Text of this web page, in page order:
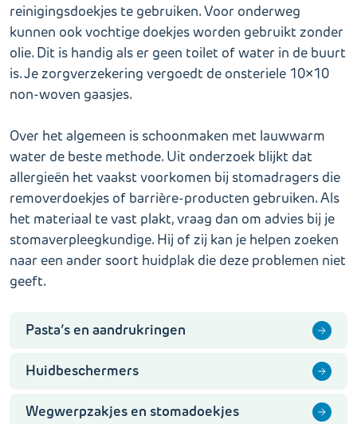
reinigingsdoekjes te gebruiken. Voor onderweg
kunnen ook vochtige doekjes worden gebruikt zonder
olie. Dit is handig als er geen toilet of water in de buurt
is. Je zorgverzekering vergoedt de onsteriele 10×10
non-woven gaasjes.
Over het algemeen is schoonmaken met lauwwarm
water de beste methode. Uit onderzoek blijkt dat
allergieën het vaakst voorkomen bij stomadragers die
removerdoekjes of barrière-producten gebruiken. Als
het materiaal te vast plakt, vraag dan om advies bij je
stomaverpleegkundige. Hij of zij kan je helpen zoeken
naar een ander soort huidplak die deze problemen niet
geeft.
Pasta’s en aandrukringen
Huidbeschermers
Wegwerpzakjes en stomadoekjes